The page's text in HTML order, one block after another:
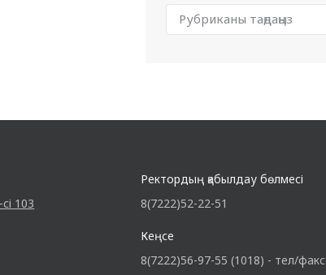
103
Ректордың қабылдау бөлмесі
8(7222)52-22-51
Кеңсе
8(7222)56-97-55 (1018) - тел/факс